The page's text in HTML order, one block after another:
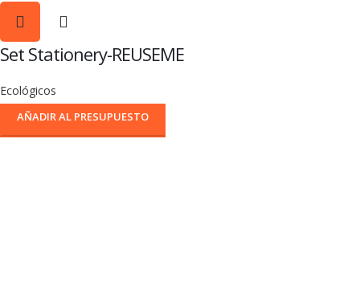
Set Stationery-REUSEME
Ecológicos
AÑADIR AL PRESUPUESTO